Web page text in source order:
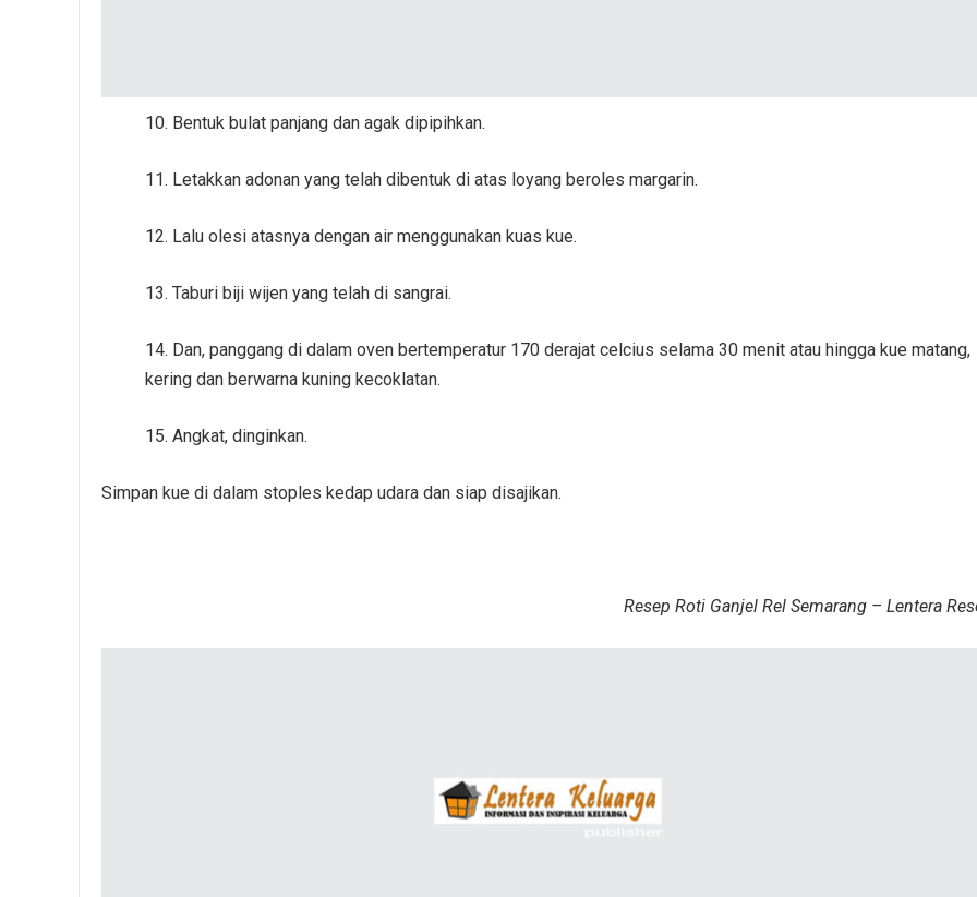
10. Bentuk bulat panjang dan agak dipipihkan.
11. Letakkan adonan yang telah dibentuk di atas loyang beroles margarin.
12. Lalu olesi atasnya dengan air menggunakan kuas kue.
13. Taburi biji wijen yang telah di sangrai.
14. Dan, panggang di dalam oven bertemperatur 170 derajat celcius selama 30 menit atau hingga kue matang,
kering dan berwarna kuning kecoklatan.
15. Angkat, dinginkan.
Simpan kue di dalam stoples kedap udara dan siap disajikan.
Resep Roti Ganjel Rel Semarang – Lentera